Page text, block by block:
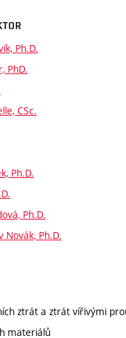
Ph.D.
PhD.
CSc.
Ph.D.
Ph.D.
Novák, Ph.D.
ztrát a ztrát vířivými
materiálů